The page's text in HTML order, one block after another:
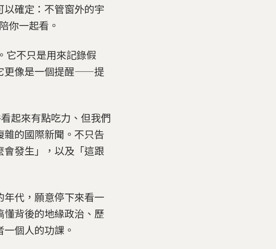
確定：不管窗外的宇
你一起看。
它不只是用來記錄假
更像是一個提醒——提
起來有點吃力、但我們
的國際新聞。不只告
發生」，以及「這跟
代，願意停下來看一
背後的地緣政治、歷
個人的功課。